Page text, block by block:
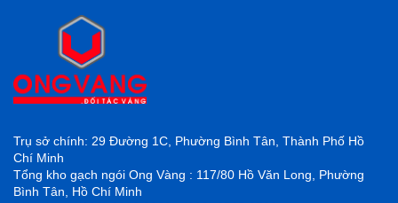
Trụ sở chính: 29 Đường 1C, Phường Bình Tân, Thành Phố Hồ
Chí Minh
Tổng kho gạch ngói Ong Vàng : 117/80 Hồ Văn Long, Phường
Bình Tân, Hồ Chí Minh